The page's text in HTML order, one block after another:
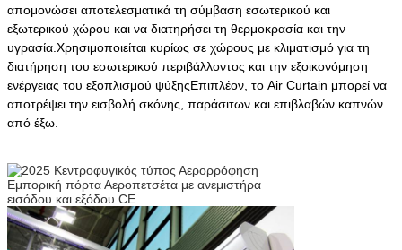
απομονώσει αποτελεσματικά τη σύμβαση εσωτερικού και
εξωτερικού χώρου και να διατηρήσει τη θερμοκρασία και την
υγρασία.Χρησιμοποιείται κυρίως σε χώρους με κλιματισμό για τη
διατήρηση του εσωτερικού περιβάλλοντος και την εξοικονόμηση
ενέργειας του εξοπλισμού ψύξηςΕπιπλέον, το Air Curtain μπορεί να
αποτρέψει την εισβολή σκόνης, παράσιτων και επιβλαβών καπνών
από έξω.